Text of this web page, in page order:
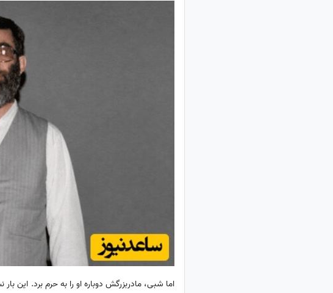
اما شبی، مادربزرگش دوباره او را به حرم برد.